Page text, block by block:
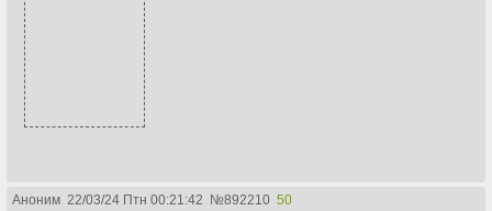
Аноним 22/03/24 Птн 00:21:42 №892210 50